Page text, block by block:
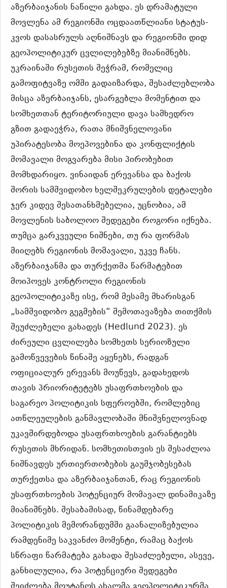
აზერბაიჯანის ნაწილი გახდა. ეს დრამატული
მოვლენა ამ რეგიონში ოცდაათწლიანი სტატუს-
კვოს დასასრულს აღნიშნავს და რეგიონში დიდ
გეოპოლიტიკურ ცვლილებებზე მიანიშნებს.
უკრაინაში რუსეთის შეჭრამ, რომელიც
გამოფიტვაზე ომში გადაიზარდა, შესაძლებლობა
მისცა აზერბაიჯანს, ესარგებლა მომენტით და
სომხეთთან ტერიტორიული დავა სამხედრო
გზით გადაეჭრა, რათა მნიშვნელოვანი
უპირატესობა მოეპოვებინა და კონფლიქტის
მომავალი მოგვარება მისი პირობებით
მომხდარიყო. ვინაიდან ერევანსა და ბაქოს
შორის სამშვიდობო ხელშეკრულების დეტალები
ჯერ კიდევ შესათანხმებელია, უცნობია, ამ
მოვლენის საბოლოო შედეგები როგორი იქნება.
თუმცა გარკვეული ნიშნები, თუ რა ფორმას
მიიღებს რეგიონის მომავალი, უკვე ჩანს.
აზერბაიჯანმა და თურქეთმა წარმატებით
მოიპოვეს კონტროლი რეგიონის
გეოპოლიტიკაზე ისე, რომ მესამე მხარისგან
„სამშვიდობო გეგმების“ შემოთავაზება თითქმის
შეუძლებელი გახადეს (Hedlund 2023). ეს
ძირეული ცვლილება სომხეთს სერიოზული
გამოწვევების წინაშე აყენებს, რადგან
ოფიციალურ ერევანს მოუწევს, გადახედოს
თავის პრიორიტეტებს უსაფრთხოების და
საგარეო პოლიტიკის სფეროებში, რომლებიც
ათწლეულების განმავლობაში მნიშვნელოვნად
უკავშირდებოდა უსაფრთხოების გარანტიებს
რუსეთის მხრიდან. სომხეთისთვის ეს შესაძლოა
ნიშნავდეს ურთიერთობების გაუმჯობესებას
თურქეთსა და აზერბაიჯანთან, რაც რეგიონის
უსაფრთხოების პოტენციურ მომავალ დინამიკაზე
მიანიშნებს. შესაბამისად, წინამდებარე
პოლიტიკის მემორანდუმში გაანალიზებულია
რამდენიმე საკვანძო მომენტი, რამაც ბაქოს
სწრაფი წარმატება გახადა შესაძლებელი, ასევე,
განხილულია, რა პოტენციური შედეგები